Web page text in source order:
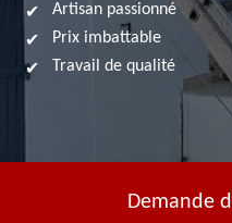
Artisan passionné
Prix imbattable
Travail de qualité
Demande